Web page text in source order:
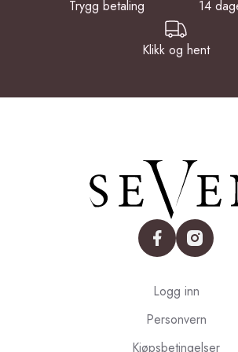
Trygg betaling 14
Klikk og hent
facebookinstagram
Logg inn
Personvern
Kjøpsbetingelser